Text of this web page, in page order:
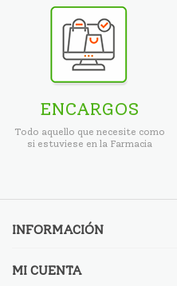
ENCARGOS
Todo aquello que necesite como
si estuviese en la Farmacia
INFORMACIÓN
MI CUENTA